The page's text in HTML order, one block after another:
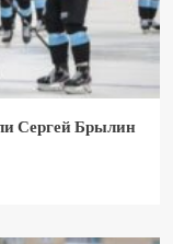
Сергей Брылин